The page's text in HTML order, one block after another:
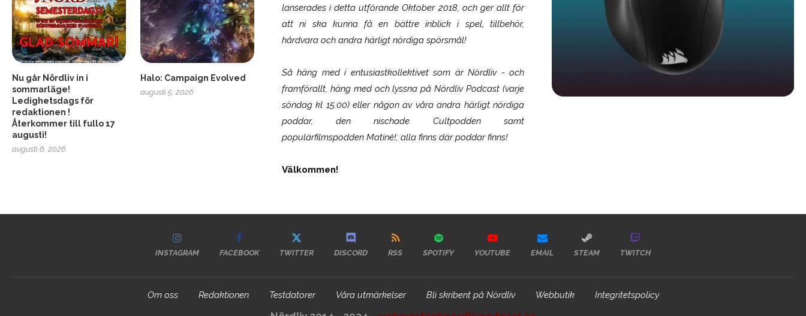
Nu går Nördliv in i
sommarläge!
Ledighetsdags för
redaktionen !
Återkommer till fullo 17
augusti!
augusti 6, 2026
Halo: Campaign Evolved
augusti 5, 2026
lanserades i detta utförande Oktober 2018, och ger allt för
att ni ska kunna få en bättre inblick i spel, tillbehör,
hårdvara och andra härligt nördiga spörsmål!
Så häng med i entusiastkollektivet som ärNördliv- och
framförallt, häng med och lyssna på Nördliv Podcast (varje
söndag kl 15.00) eller någon av våra andra härligt nördiga
poddar, den nischade Cultpodden samt
populärfilmspodden Matiné!; alla finns där poddar finns!
Välkommen!
INSTAGRAM FACEBOOK TWITTER DISCORD RSS SPOTIFY YOUTUBE EMAIL STEAM TWITCH
Om oss Redaktionen Testdatorer Våra utmärkelser Bli skribent på Nördliv Webbutik Integritetspolicy